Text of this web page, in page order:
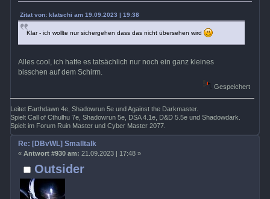
Zitat von: klatschi am 19.09.2023 | 19:38
Klar - ich wollte nur sichergehen dass das nicht übersehen wird
Alles cool, ich hatte es tatsächlich nur noch ein ganz kleines
bisschen auf dem Schirm.
Gespeichert
Leitet Earthdawn 4e, Shadowrun 5e und Against the Darkmaster.
Spielt Call of Cthulhu 7e, Shadowrun 5e, DSA 4.1e, D&D 5.5e und Shadowdark.
Spielt im Forum Ruin Master und Cyber Master 2077.
Outsider
Re: [DBvWL] Smalltalk
« Antwort #930 am: 21.09.2023 | 17:48 »